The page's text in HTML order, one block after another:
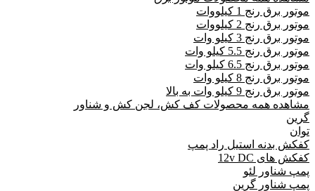
موتور برق رنج 1 کیلووات
موتور برق رنج 2 کیلووات
موتور برق رنج 3 کیلو وات
موتور برق رنج 5.5 کیلو وات
موتور برق رنج 6.5 کیلو وات
موتور برق رنج 8 کیلو وات
موتور برق رنج 9 کیلو وات به بالا
مشاهده همه محصولات کف کش، لجن کش و شناور
گرین
توان
کفکش بدنه استیل راد پمپ
کفکش های 12v DC
پمپ شناور لئو
پمپ شناور گرین